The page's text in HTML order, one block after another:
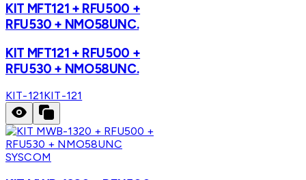
KIT MFT121 + RFU500 +
RFU530 + NMO58UNC.
KIT MFT121 + RFU500 +
RFU530 + NMO58UNC.
KIT-121KIT-121
SYSCOM